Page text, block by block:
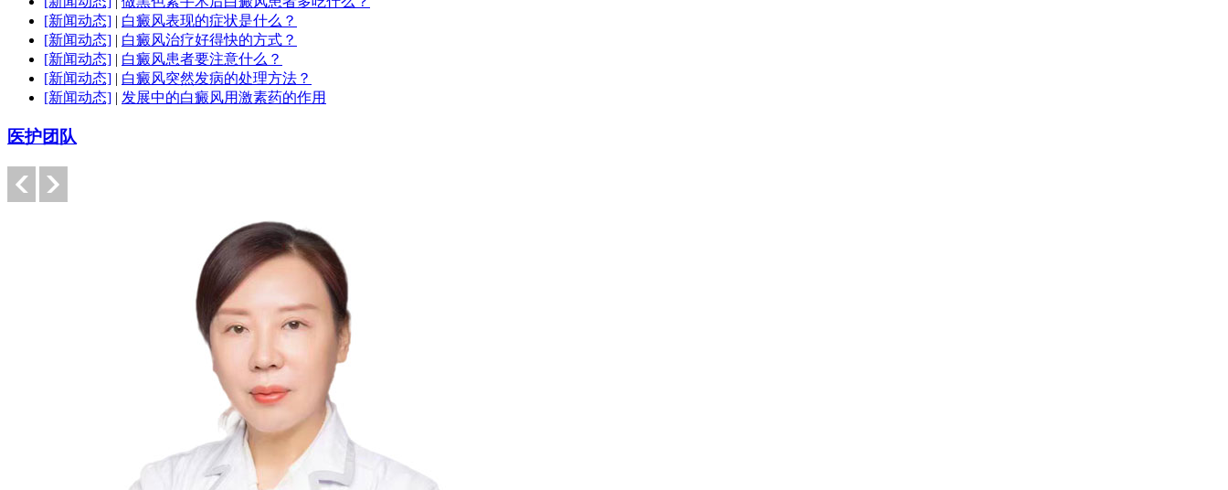
[新闻动态] | 白癜风表现的症状是什么？
[新闻动态] | 白癜风治疗好得快的方式？
[新闻动态] | 白癜风患者要注意什么？
[新闻动态] | 白癜风突然发病的处理方法？
[新闻动态] | 发展中的白癜风用激素药的作用
医护团队